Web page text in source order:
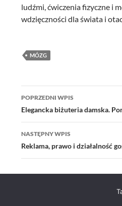
ludźmi, ćwiczenia fizyczne i
wdzięczności dla świata i
MÓZG
Nawigacja
wpisu
POPRZEDNI WPIS
Elegancka biżuteria damska.
NASTĘPNY WPIS
Reklama, prawo i działalność